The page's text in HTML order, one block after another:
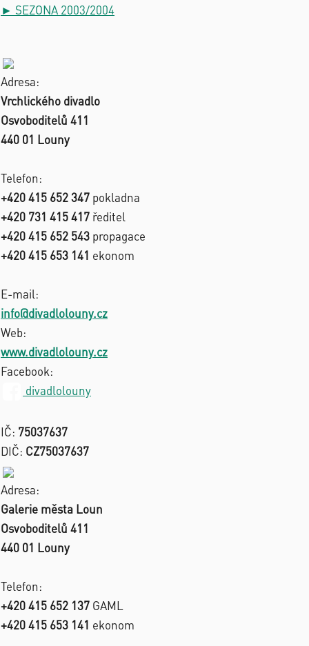
► SEZONA 2003/2004
Adresa:
Vrchlického divadlo
Osvoboditelů 411
440 01 Louny
Telefon:
+420 415 652 347 pokladna
+420 731 415 417 ředitel
+420 415 652 543 propagace
+420 415 653 141 ekonom
E-mail:
info@divadlolouny.cz
Web:
www.divadlolouny.cz
Facebook:
divadlolouny
IČ: 75037637
DIČ: CZ75037637
Adresa:
Galerie města Loun
Osvoboditelů 411
440 01 Louny
Telefon:
+420 415 652 137 GAML
+420 415 653 141 ekonom